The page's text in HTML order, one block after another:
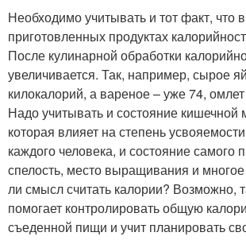
Необходимо учитывать и тот факт, что
приготовленных продуктах
После кулинарной обработки
увеличивается. Так, например, сырое
килокалорий, а вареное – уже 74,
Надо учитывать и состояние
которая влияет на степень
каждого человека, и состояние самого
спелость, место выращивания и
ли смысл считать калории? Возможно,
помогает контролировать общую
съеденной пищи и учит планировать